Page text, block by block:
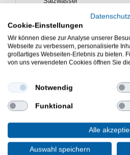
stark nach innengebogene
guten Hakeffekt
scharf & robust
sehr gut für Beifänger beim
Lieferumfang: Circle Hooks,
Die Gamakatsu SW Inline
Circlehooks sind sehr gut zum
Cookie-Einstellungen
Wir können diese zur Analyse unserer
Webseite zu verbessern, personalisierte
großartiges Webseiten-Erlebnis zu bieten.
von uns verwendeten Cookies öffnen Sie
Notwendig
Funktional
Alle
Auswahl speichern